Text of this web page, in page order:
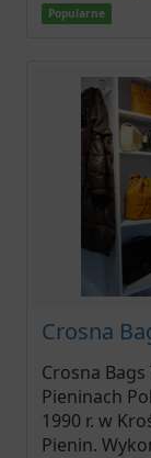
Popularne
Crosna
Crosna
Pieninach
1990 r. w
Pienin.